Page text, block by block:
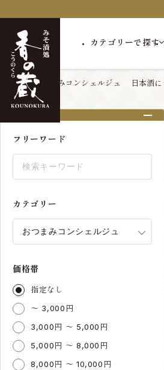
カテゴリーで探す
トップ おつまみコンシェルジュ 日本酒
フリーワード
カテゴリー
価格帯
指定なし
～ 3,000円
3,000円 ～ 5,000円
5,000円 ～ 8,000円
8,000円 ～ 10,000円